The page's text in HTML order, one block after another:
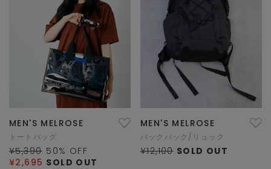
MEN'S MELROSE
トートバッグ
¥5,390 50% OFF
¥2,695 SOLD OUT
MEN'S MELROSE
バックパック/リュック
¥12,100 SOLD OUT